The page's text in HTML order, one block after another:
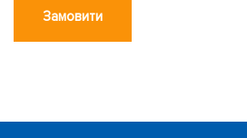
Замовити